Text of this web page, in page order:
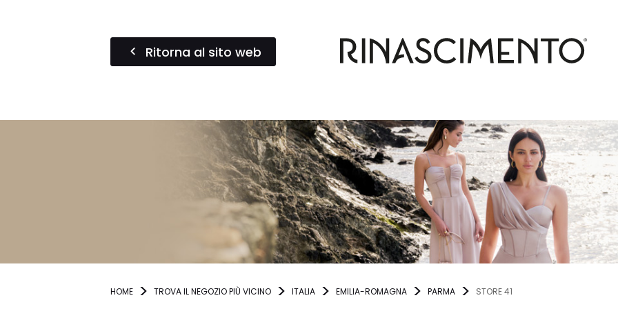
Ritorna al sito web
HOME TROVA IL NEGOZIO PIÙ VICINO ITALIA EMILIA-ROMAGNA PARMA STORE 41